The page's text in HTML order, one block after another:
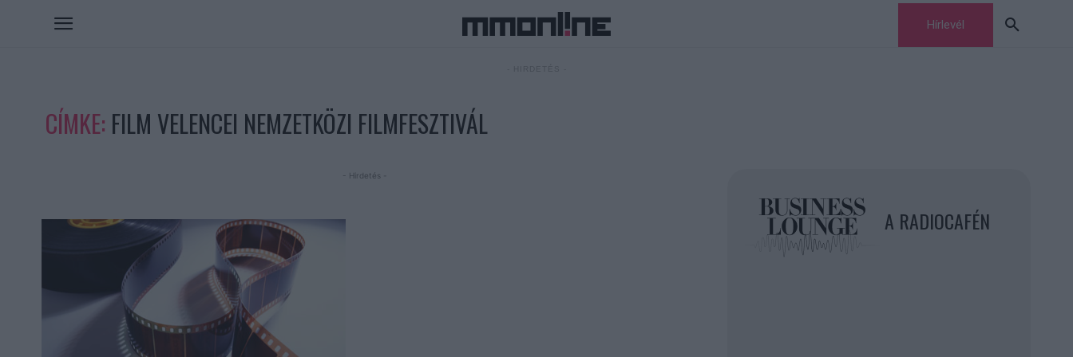
Hírlevél
CÍMKE: FILM VELENCEI NEMZETKÖZI FILMFESZTIVÁL
- Hirdetés -
A RADIOCAFÉN